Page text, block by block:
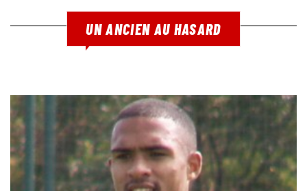
UN ANCIEN AU HASARD